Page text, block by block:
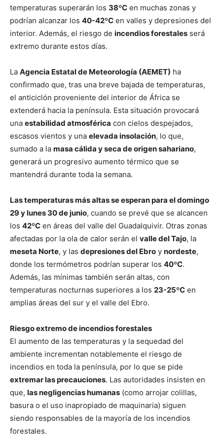
temperaturas superarán los 38ºC en muchas zonas y
podrían alcanzar los 40-42ºC en valles y depresiones del
interior. Además, el riesgo de incendios forestales será
extremo durante estos días.
La Agencia Estatal de Meteorología (AEMET) ha
confirmado que, tras una breve bajada de temperaturas,
el anticiclón proveniente del interior de África se
extenderá hacia la península. Esta situación provocará
una estabilidad atmosférica con cielos despejados,
escasos vientos y una elevada insolación, lo que,
sumado a la masa cálida y seca de origen sahariano,
generará un progresivo aumento térmico que se
mantendrá durante toda la semana.
Las temperaturas más altas se esperan para el domingo
29 y lunes 30 de junio, cuando se prevé que se alcancen
los 42ºC en áreas del valle del Guadalquivir. Otras zonas
afectadas por la ola de calor serán el valle del Tajo, la
meseta Norte, y las depresiones del Ebro y nordeste,
donde los termómetros podrían superar los 40ºC.
Además, las mínimas también serán altas, con
temperaturas nocturnas superiores a los 23-25ºC en
amplias áreas del sur y el valle del Ebro.
Riesgo extremo de incendios forestales
El aumento de las temperaturas y la sequedad del
ambiente incrementan notablemente el riesgo de
incendios en toda la península, por lo que se pide
extremar las precauciones. Las autoridades insisten en
que, las negligencias humanas (como arrojar colillas,
basura o el uso inapropiado de maquinaria) siguen
siendo responsables de la mayoría de los incendios
forestales.